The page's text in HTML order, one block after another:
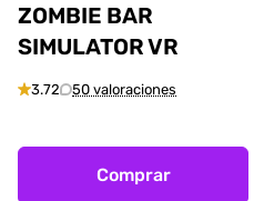
ZOMBIE BAR
SIMULATOR VR
3.72 50 valoraciones
Comprar